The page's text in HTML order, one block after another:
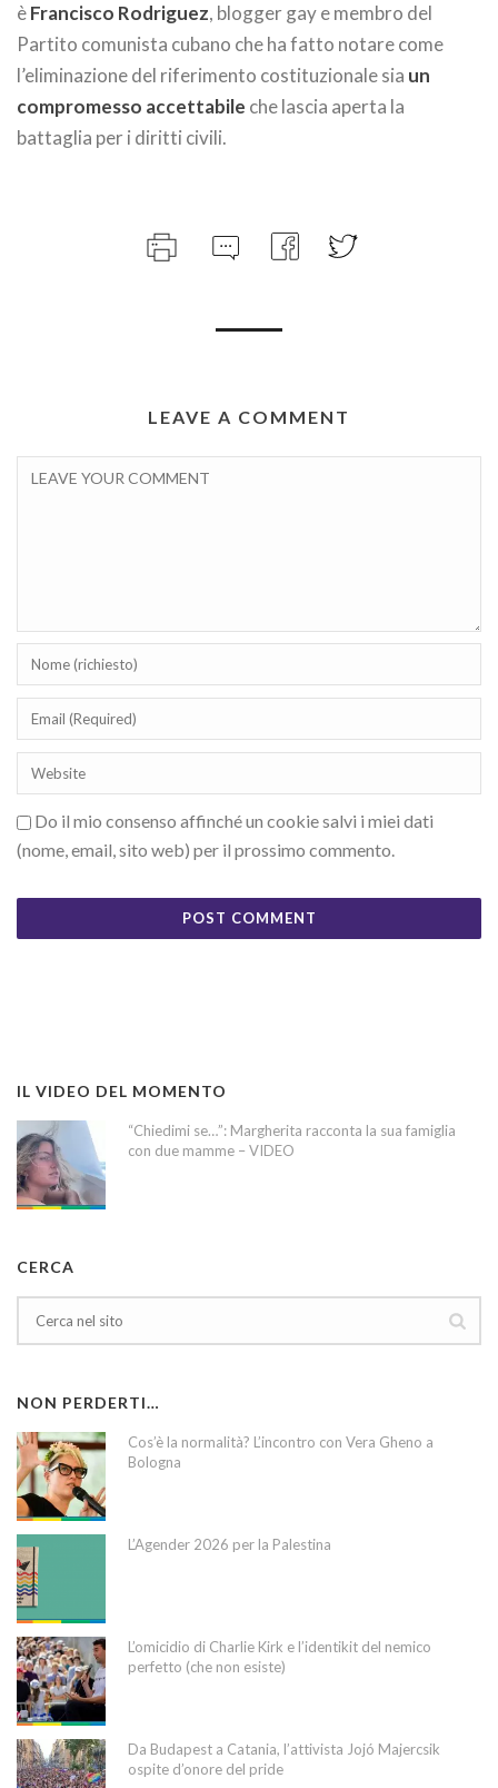
èFrancisco Rodriguez, blogger gay e membro del
Partito comunista cubano che ha fatto notare come
l’eliminazione del riferimento costituzionale sia un
compromesso accettabile che lascia aperta la
battaglia per i diritti civili.
LEAVE A COMMENT
Do il mio consenso affinché un cookie salvi i miei dati
(nome, email, sito web) per il prossimo commento.
IL VIDEO DEL MOMENTO
“Chiedimi se…”: Margherita racconta la sua famiglia
con due mamme – VIDEO
CERCA
NON PERDERTI…
Cos’è la normalità? L’incontro con Vera Gheno a
Bologna
L’Agender 2026 per la Palestina
L’omicidio di Charlie Kirk e l’identikit del nemico
perfetto (che non esiste)
Da Budapest a Catania, l’attivista Jojó Majercsik
ospite d’onore del pride